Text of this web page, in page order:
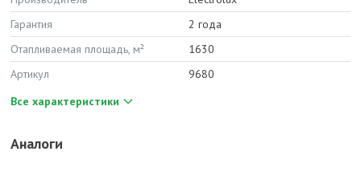
Гарантия
2 года
Отапливаемая площадь, м²
1630
Артикул
9680
Все характеристики
Аналоги